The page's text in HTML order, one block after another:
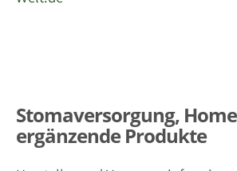
Stomaversorgung,
ergänzende Produkte